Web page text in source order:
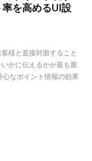
を高めるUI設
様と直接対面すること
かに伝えるかが最も重
なポイント情報の効果